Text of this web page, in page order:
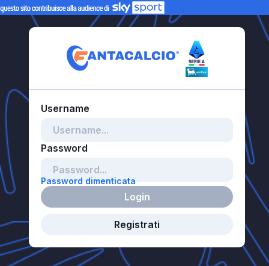
Password dimenticata
Login
Registrati